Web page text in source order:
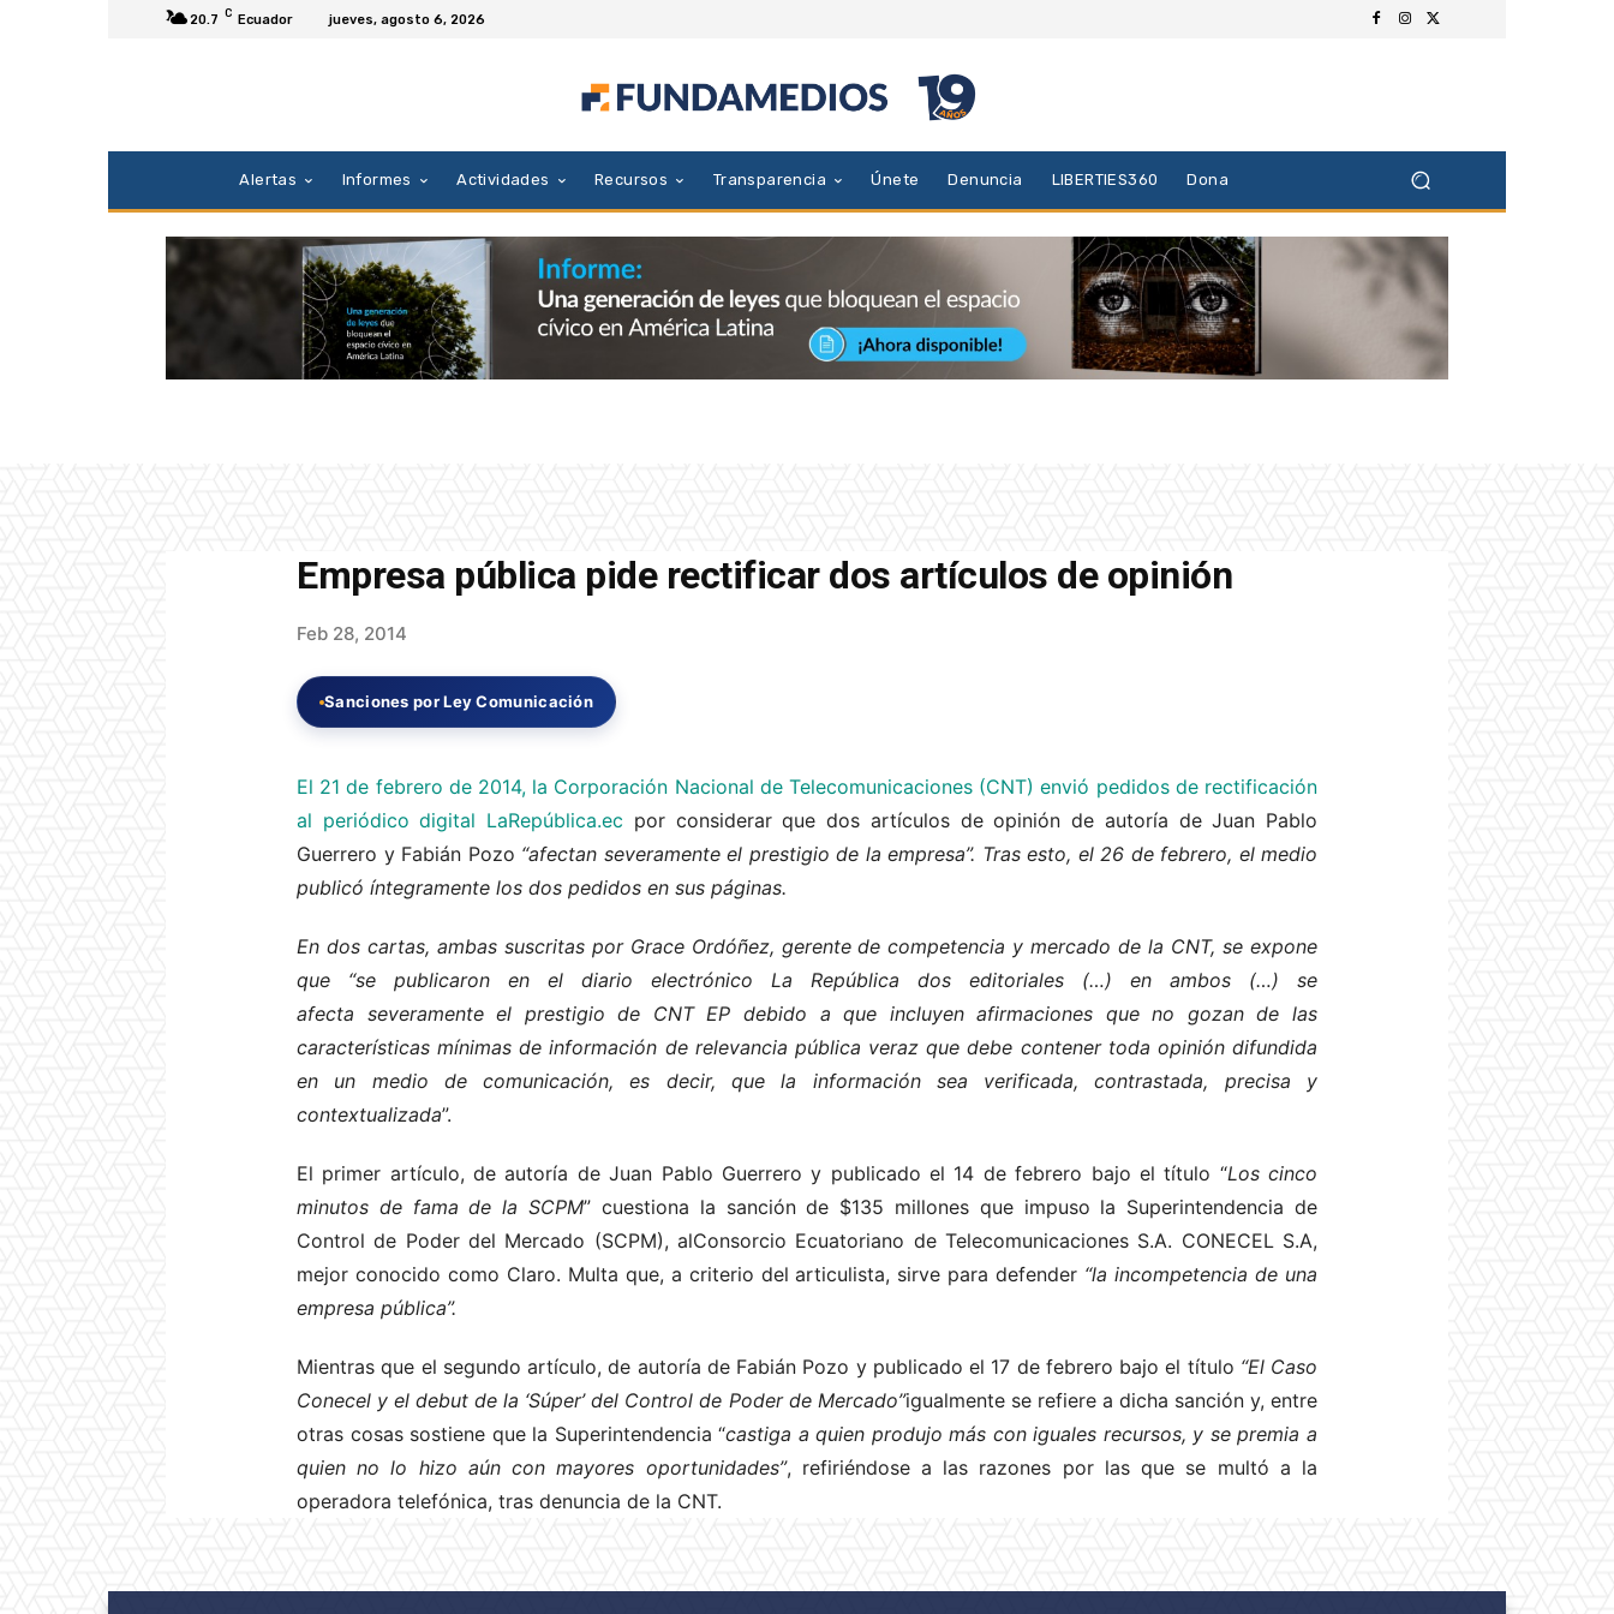
20.7 C Ecuador jueves, agosto 6, 2026
Alertas Informes Actividades Recursos Transparencia Únete Denuncia LIBERTIES360 Dona
Empresa pública pide rectificar dos artículos de opinión
Feb 28, 2014
Sanciones por Ley Comunicación
El 21 de febrero de 2014, la Corporación Nacional de Telecomunicaciones (CNT) envió pedidos de rectificación
al periódico digital LaRepública.ec por considerar que dos artículos de opinión de autoría de Juan Pablo
Guerrero y Fabián Pozo “afectan severamente el prestigio de la empresa”. Tras esto, el 26 de febrero, el medio
publicó íntegramente los dos pedidos en sus páginas.
En dos cartas, ambas suscritas por Grace Ordóñez, gerente de competencia y mercado de la CNT, se expone
que “se publicaron en el diario electrónico La República dos editoriales (…) en ambos (…) se
afecta severamente el prestigio de CNT EP debido a que incluyen afirmaciones que no gozan de las
características mínimas de información de relevancia pública veraz que debe contener toda opinión difundida
en un medio de comunicación, es decir, que la información sea verificada, contrastada, precisa y
contextualizada”.
El primer artículo, de autoría de Juan Pablo Guerrero y publicado el 14 de febrero bajo el título “Los cinco
minutos de fama de la SCPM” cuestiona la sanción de $135 millones que impuso la Superintendencia de
Control de Poder del Mercado (SCPM), alConsorcio Ecuatoriano de Telecomunicaciones S.A. CONECEL S.A,
mejor conocido como Claro. Multa que, a criterio del articulista, sirve para defender “la incompetencia de una
empresa pública”.
Mientras que el segundo artículo, de autoría de Fabián Pozo y publicado el 17 de febrero bajo el título “El Caso
Conecel y el debut de la ‘Súper’ del Control de Poder de Mercado”igualmente se refiere a dicha sanción y, entre
otras cosas sostiene que la Superintendencia “castiga a quien produjo más con iguales recursos, y se premia a
quien no lo hizo aún con mayores oportunidades”, refiriéndose a las razones por las que se multó a la
operadora telefónica, tras denuncia de la CNT.